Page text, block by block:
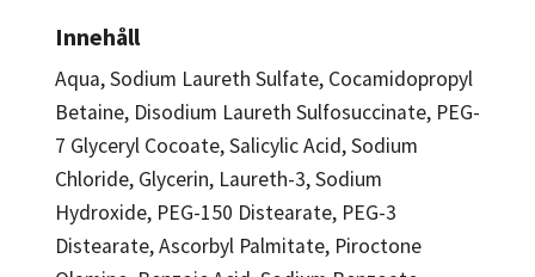
Innehåll
Aqua, Sodium Laureth Sulfate, Cocamidopropyl
Betaine, Disodium Laureth Sulfosuccinate, PEG-
7 Glyceryl Cocoate, Salicylic Acid, Sodium
Chloride, Glycerin, Laureth-3, Sodium
Hydroxide, PEG-150 Distearate, PEG-3
Distearate, Ascorbyl Palmitate, Piroctone